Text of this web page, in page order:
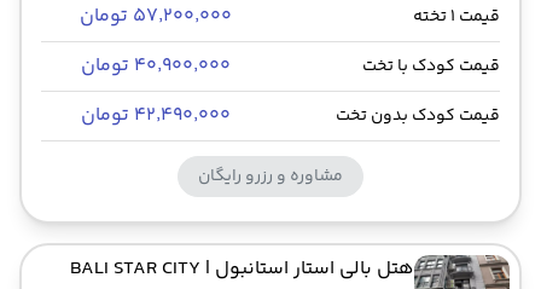
قیمت 1 تخته ۵۷٬۲۰۰٬۰۰۰ تومان
قیمت کودک با تخت ۴۰٬۹۰۰٬۰۰۰ تومان
قیمت کودک بدون تخت ۴۲٬۴۹۰٬۰۰۰ تومان
مشاوره و رزرو رایگان
هتل بالی استار استانبول | BALI STAR CITY